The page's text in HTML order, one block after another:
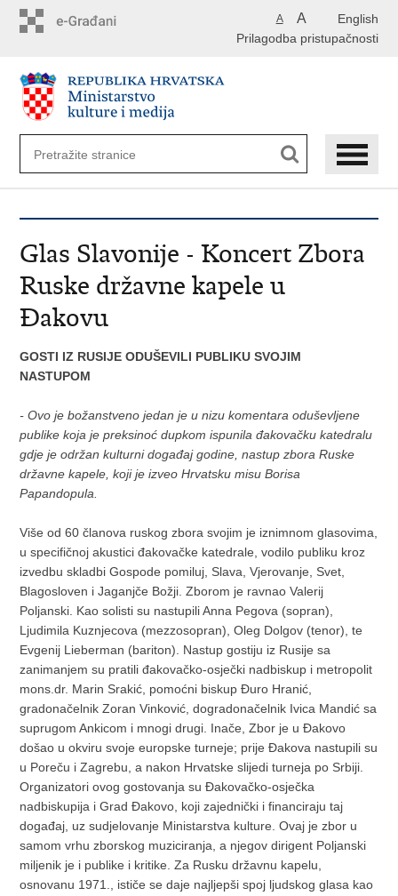
English
A A
Prilagodba pristupačnosti
Glas Slavonije - Koncert Zbora
Ruske državne kapele u
Đakovu
GOSTI IZ RUSIJE ODUŠEVILI PUBLIKU SVOJIM
NASTUPOM
- Ovo je božanstveno jedan je u nizu komentara oduševljene
publike koja je preksinoć dupkom ispunila đakovačku katedralu
gdje je održan kulturni događaj godine, nastup zbora Ruske
državne kapele, koji je izveo Hrvatsku misu Borisa
Papandopula.
Više od 60 članova ruskog zbora svojim je iznimnom glasovima,
u specifičnoj akustici đakovačke katedrale, vodilo publiku kroz
izvedbu skladbi Gospode pomiluj, Slava, Vjerovanje, Svet,
Blagosloven i Jaganjče Božji. Zborom je ravnao Valerij
Poljanski. Kao solisti su nastupili Anna Pegova (sopran),
Ljudimila Kuznjecova (mezzosopran), Oleg Dolgov (tenor), te
Evgenij Lieberman (bariton). Nastup gostiju iz Rusije sa
zanimanjem su pratili đakovačko-osječki nadbiskup i metropolit
mons.dr. Marin Srakić, pomoćni biskup Đuro Hranić,
gradonačelnik Zoran Vinković, dogradonačelnik Ivica Mandić sa
suprugom Ankicom i mnogi drugi. Inače, Zbor je u Đakovo
došao u okviru svoje europske turneje; prije Đakova nastupili su
u Poreču i Zagrebu, a nakon Hrvatske slijedi turneja po Srbiji.
Organizatori ovog gostovanja su Đakovačko-osječka
nadbiskupija i Grad Đakovo, koji zajednički i financiraju taj
događaj, uz sudjelovanje Ministarstva kulture. Ovaj je zbor u
samom vrhu zborskog muziciranja, a njegov dirigent Poljanski
miljenik je i publike i kritike. Za Rusku državnu kapelu,
osnovanu 1971., ističe se daje najljepši spoj ljudskog glasa kao